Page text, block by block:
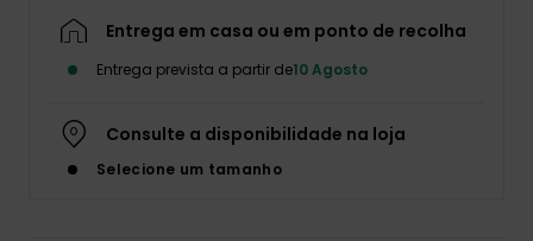
Entrega em casa ou em ponto de recolha
Entrega prevista a partir de10 Agosto
Consulte a disponibilidade na loja
Selecione um tamanho